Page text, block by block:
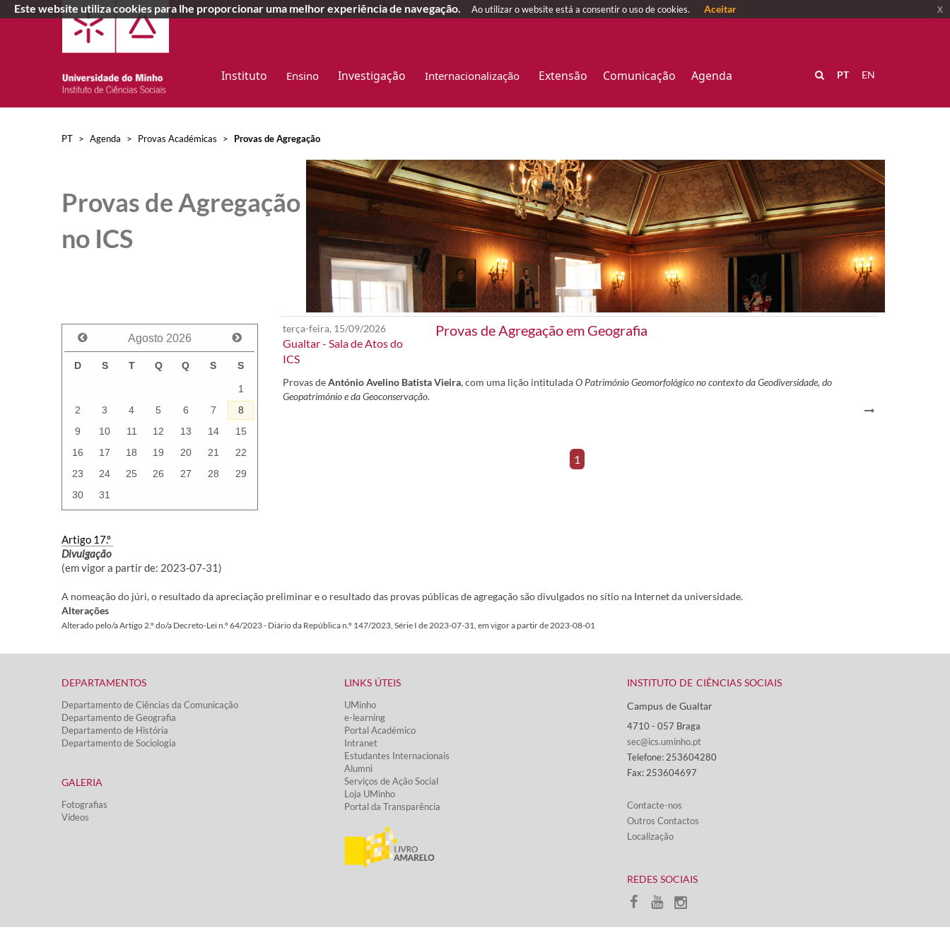
Instituto Ensino Investigação Internacionalização Extensão Comunicação Agenda EN
PT
PT > Agenda > Provas Académicas > Provas de Agregação
Provas de Agregação
no ICS​​
Agosto 2026
D S T Q Q S S
1
2
3 4 5 6 7
8
9
10 11 12 13 14
15
16
17 18 19 20 21
22
23
24 25 26 27 28
29
30
31
terça-feira, 15/09/2026
Gualtar - Sala de Atos do
ICS
Provas de Agregação em Geografia
Provas deAntónio Avelino Batista Vieira, com uma lição intituladaO Património Geomorfológico no contexto da Geodiversidade, do
Geopatrimónio e da Geoconservação.
1
Artigo 17.º
Divulgação
(em vigor a partir de: 2023-07-31)
A nomeação do júri, o resultado da apreciação preliminar e o resultado das provas públicas de agregação são divulgados no sítio na Internet da universidade.
Alterações
Alterado pelo/a Artigo 2.º do/a Decreto-Lei n.º 64/2023 - Diário da República n.º 147/2023, Série I de 2023-07-31, em vigor a partir de 2023-08-01
DEPARTAMENTOS​
Departamento de Ciências da Comunicação
Departamento de Geografia
Departamento de História
Departamento de Sociologia
GALERIA
Fotografias
Vídeos​
LINKS ÚTEIS​
UMinho
e-learning
Portal Académico
Intranet
Estudantes Inter​​nacionais
Alumni
Serviços de Ação Social​
Loja UMinho
Portal da Transparência
INSTITUTO DE CIÊNCIAS SOCIAIS
Campus de Gualtar ​
4710 - ​057 Braga
sec@ics.uminho.pt
Telefone: 253604280
Fax: 253604697
Contacte-nos​​​
Outros Contactos
Localização
​REDES SOCIAIS
Este website utiliza cookies para lhe proporcionar uma melhor experiência de navegação. Ao utilizar o website está a consentir o uso de cookies. Aceitar x